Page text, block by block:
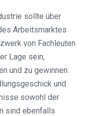
sollte über
Arbeitsmarktes
von Fachleuten
Lage sein,
und zu gewinnen.
und
sowohl der
sind ebenfalls